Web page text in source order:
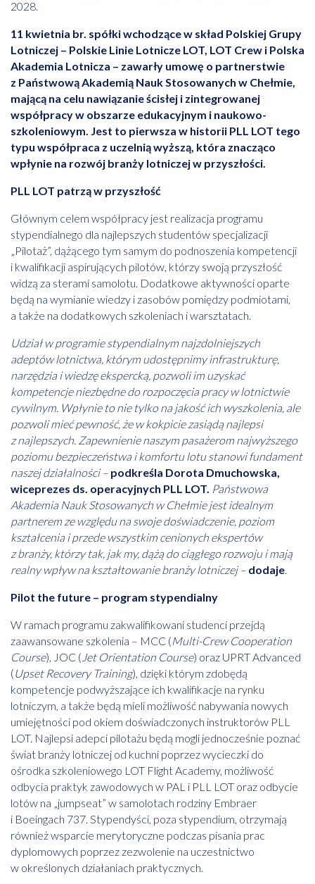
2028.
11 kwietnia br. spółki wchodzące w skład Polskiej Grupy
Lotniczej – Polskie Linie Lotnicze LOT, LOT Crew i Polska
Akademia Lotnicza – zawarły umowę o partnerstwie
z Państwową Akademią Nauk Stosowanych w Chełmie,
mającą na celu nawiązanie ścisłej i zintegrowanej
współpracy w obszarze edukacyjnym i naukowo-
szkoleniowym. Jest to pierwsza w historii PLL LOT tego
typu współpraca z uczelnią wyższą, która znacząco
wpłynie na rozwój branży lotniczej w przyszłości.
PLL LOT patrzą w przyszłość
Głównym celem współpracy jest realizacja programu
stypendialnego dla najlepszych studentów specjalizacji
„Pilotaż”, dążącego tym samym do podnoszenia kompetencji
i kwalifikacji aspirujących pilotów, którzy swoją przyszłość
widzą za sterami samolotu. Dodatkowe aktywności oparte
będą na wymianie wiedzy i zasobów pomiędzy podmiotami,
a także na dodatkowych szkoleniach i warsztatach.
Udział w programie stypendialnym najzdolniejszych
adeptów lotnictwa, którym udostępnimy infrastrukturę,
narzędzia i wiedzę ekspercką, pozwoli im uzyskać
kompetencje niezbędne do rozpoczęcia pracy w lotnictwie
cywilnym. Wpłynie to nie tylko na jakość ich wyszkolenia, ale
pozwoli mieć pewność, że w kokpicie zasiądą najlepsi
z najlepszych. Zapewnienie naszym pasażerom najwyższego
poziomu bezpieczeństwa i komfortu lotu stanowi fundament
naszej działalności – podkreśla Dorota Dmuchowska,
wiceprezes ds. operacyjnych PLL LOT. Państwowa
Akademia Nauk Stosowanych w Chełmie jest idealnym
partnerem ze względu na swoje doświadczenie, poziom
kształcenia i przede wszystkim cenionych ekspertów
z branży, którzy tak, jak my, dążą do ciągłego rozwoju i mają
realny wpływ na kształtowanie branży lotniczej – dodaje.
Pilot the future – program stypendialny
W ramach programu zakwalifikowani studenci przejdą
zaawansowane szkolenia – MCC (Multi-Crew Cooperation
Course), JOC ( Jet Orientation Course) oraz UPRT Advanced
(Upset Recovery Training), dzięki którym zdobędą
kompetencje podwyższające ich kwalifikacje na rynku
lotniczym, a także będą mieli możliwość nabywania nowych
umiejętności pod okiem doświadczonych instruktorów PLL
LOT. Najlepsi adepci pilotażu będą mogli jednocześnie poznać
świat branży lotniczej od kuchni poprzez wycieczki do
ośrodka szkoleniowego LOT Flight Academy, możliwość
odbycia praktyk zawodowych w PAL i PLL LOT oraz odbycie
lotów na „jumpseat” w samolotach rodziny Embraer
i Boeingach 737. Stypendyści, poza stypendium, otrzymają
również wsparcie merytoryczne podczas pisania prac
dyplomowych poprzez zezwolenie na uczestnictwo
w określonych działaniach praktycznych.